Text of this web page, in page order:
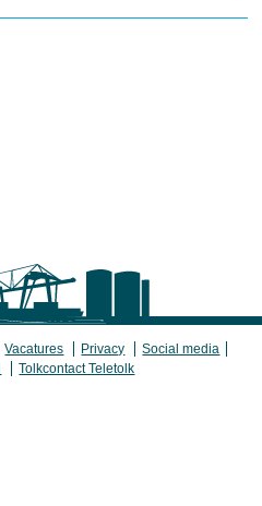
Vacatures Privacy
Social media
Tolkcontact Teletolk